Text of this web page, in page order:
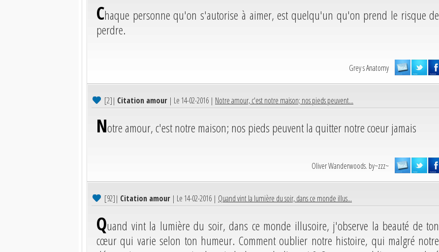
Chaque personne qu'on s'autorise à aimer, est quelqu'un qu'on prend le risque de
perdre.
Grey s Anatomy
[2]| Citation amour | Le 14-02-2016 | Notre amour, c'est notre maison; nos pieds peuvent...
Notre amour, c'est notre maison; nos pieds peuvent la quitter notre coeur jamais
Oliver Wanderwoods. by~zzz~
[92]| Citation amour | Le 14-02-2016 | Quand vint la lumière du soir, dans ce monde illus...
Quand vint la lumière du soir, dans ce monde illusoire, j'observe la beauté de ton
cœur qui varie selon ton humeur. Comment oublier notre histoire, qui malgré notre